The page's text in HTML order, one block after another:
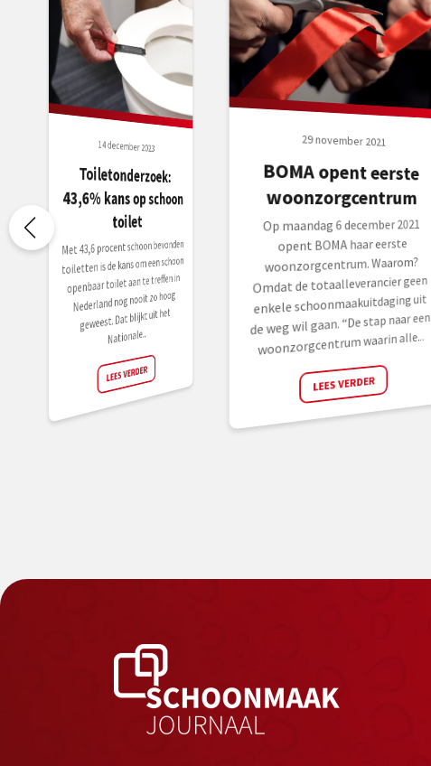
14 december 2023
Toiletonderzoek:
43,6% kans op schoon
toilet
Met 43,6 procent schoon bevonden
toiletten is de kans om een schoon
openbaar toilet aan te treffen in
Nederland nog nooit zo hoog
geweest. Dat blijkt uit het
Nationale...
LEES VERDER
29 november 2021
BOMA opent eerste
woonzorgcentrum
Op maandag 6 december 2021
opent BOMA haar eerste
woonzorgcentrum. Waarom?
Omdat de totaalleverancier geen
enkele schoonmaakuitdaging uit
de weg wil gaan. “De stap naar een
woonzorgcentrum waarin alle...
LEES VERDER